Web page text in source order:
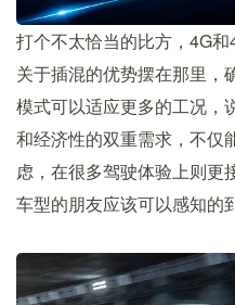
打个不太恰当的比方，4G和
关于插混的优势摆在那里，
模式可以适应更多的工况，
和经济性的双重需求，不仅
虑，在很多驾驶体验上则更
车型的朋友应该可以感知的到